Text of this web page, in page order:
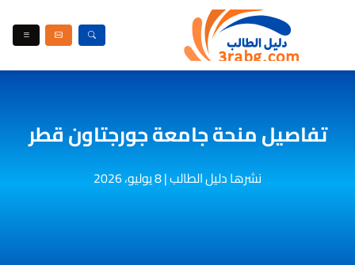
تفاصيل منحة جامعة جورجتاون قطر
نشرها دليل الطالب|8 يوليو، 2026